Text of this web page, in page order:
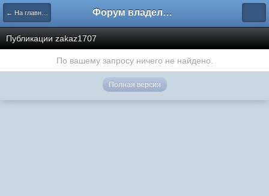
← На главную Форум владельцев интернет-магазинов
Публикации zakaz1707
По вашему запросу ничего не найдено.
Полная версия